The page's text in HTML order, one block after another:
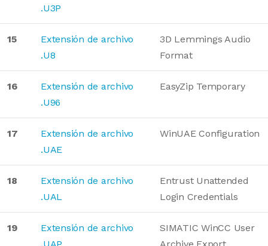
.U3P
15
Extensión de archivo
.U8
3D Lemmings Audio
Format
16
Extensión de archivo
.U96
EasyZip Temporary
17
Extensión de archivo
.UAE
WinUAE Configuration
18
Extensión de archivo
.UAL
Entrust Unattended
Login Credentials
19
Extensión de archivo
SIMATIC WinCC User